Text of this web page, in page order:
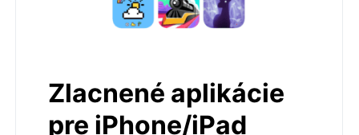
Zlacnené aplikácie
pre iPhone/iPad